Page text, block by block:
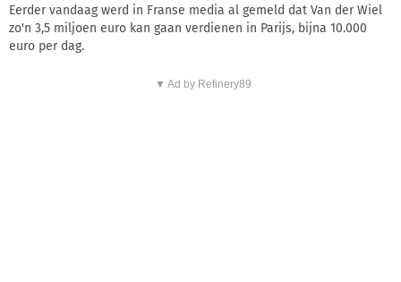
Eerder vandaag werd in Franse media al gemeld dat Van der Wiel
zo'n 3,5 miljoen euro kan gaan verdienen in Parijs, bijna 10.000
euro per dag.
▼ Ad by Refinery89